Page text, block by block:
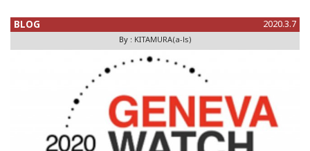
BLOG 2020.3.7
By : KITAMURA(a-ls)